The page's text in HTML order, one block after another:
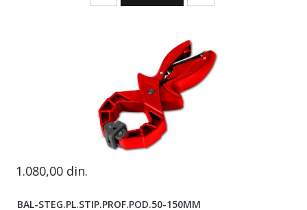
1.080,00 din.
BAL-STEG.PL.STIP.PROF.POD.50-150MM